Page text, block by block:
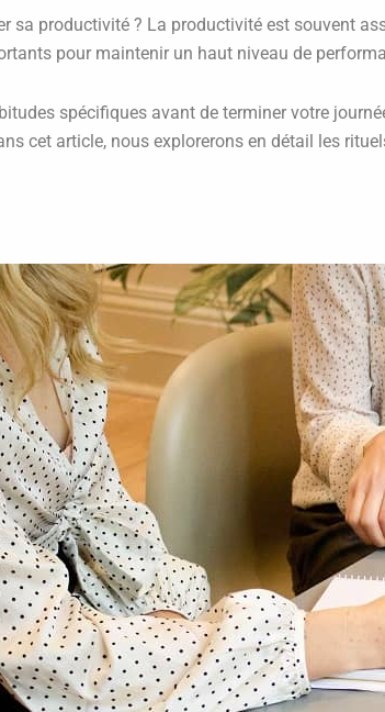
sa productivité ? La productivité est souvent
pour maintenir un haut niveau de
spécifiques avant de terminer votre
cet article, nous explorerons en détail les